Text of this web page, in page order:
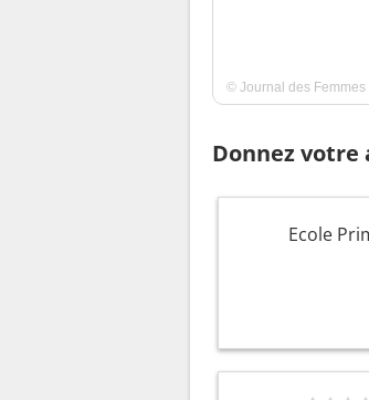
© Journal des Femmes
Donnez votre
Ecole